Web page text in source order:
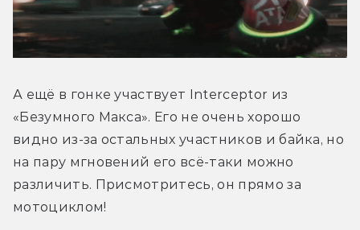
А ещё в гонке участвует Interceptor из
«Безумного Макса». Его не очень хорошо
видно из-за остальных участников и байка, но
на пару мгновений его всё-таки можно
различить. Присмотритесь, он прямо за
мотоциклом!